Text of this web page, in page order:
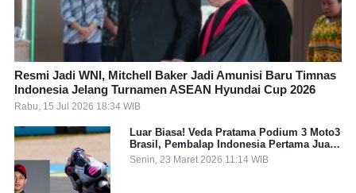
Resmi Jadi WNI, Mitchell Baker Jadi Amunisi Baru Timnas
Indonesia Jelang Turnamen ASEAN Hyundai Cup 2026
Rabu, 15 Jul 2026 18:34 WIB
Luar Biasa! Veda Pratama Podium 3 Moto3
Brasil, Pembalap Indonesia Pertama Juara
Grand Prix
Senin, 23 Maret 2026 11:14 WIB